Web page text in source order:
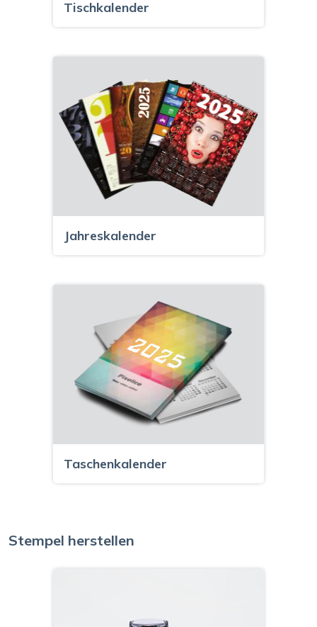
Tischkalender
Jahreskalender
Taschenkalender
Stempel herstellen